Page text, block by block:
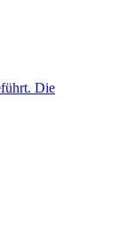
Die